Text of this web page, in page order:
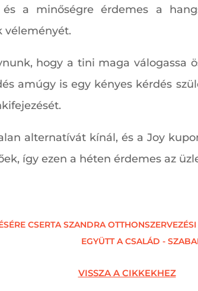
és a minőségre érdemes a
hogy a tini maga válogassa
amúgy is egy kényes kérdés
alternatívát kínál, és a Joy
így ezen a héten érdemes az
CSERTA SZANDRA
EGYÜTT A CSALÁD -
VISSZA A CIKKEKHEZ